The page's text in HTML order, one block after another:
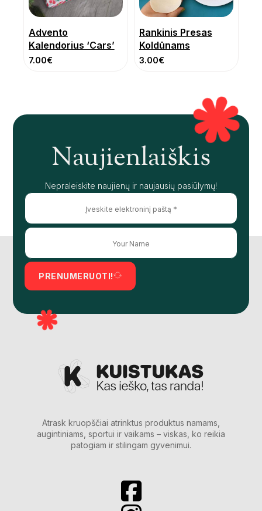
Advento
Kalendorius ‘Cars’
7.00€
Rankinis Presas
Koldūnams
3.00€
Naujienlaiškis
Nepraleiskite naujienų ir naujausių pasiūlymų!
PRENUMERUOTI!
Atrask kruopščiai atrinktus produktus namams,
augintiniams, sportui ir vaikams – viskas, ko reikia
patogiam ir stilingam gyvenimui.